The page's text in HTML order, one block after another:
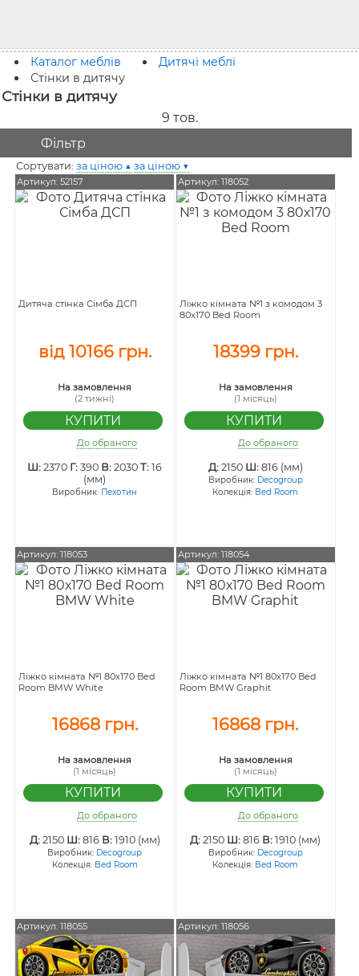
Каталог меблів
Дитячі меблі
Стінки в дитячу
Стінки в дитячу
9 тов.
Фільтр
Сортувати: за ціною ▲ за ціною ▼
Артикул: 52157
Дитяча стінка Сімба ДСП
від 10166 грн.
На замовлення
(2 тижні)
До обраного
Ш:2370 Г:390 В:2030 Т:16
(мм)
Виробник: Пехотин
Артикул: 118052
Ліжко кімната №1 з комодом 3
80х170 Bed Room
18399 грн.
На замовлення
(1 місяць)
До обраного
Д: 2150Ш: 816 (мм)
Виробник: Decogroup
Колекція: Bed Room
Артикул: 118053
Ліжко кімната №1 80х170 Bed
Room BMW White
16868 грн.
На замовлення
(1 місяць)
До обраного
Д: 2150Ш: 816В: 1910 (мм)
Виробник: Decogroup
Колекція: Bed Room
Артикул: 118054
Ліжко кімната №1 80х170 Bed
Room BMW Graphit
16868 грн.
На замовлення
(1 місяць)
До обраного
Д:2150 Ш:816 В:1910 (мм)
Виробник: Decogroup
Колекція: Bed Room
Артикул: 118055 Артикул: 118056